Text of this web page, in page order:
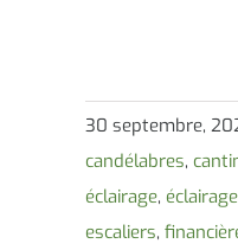
30 septembre,
candélabres,
éclairage,
escaliers,